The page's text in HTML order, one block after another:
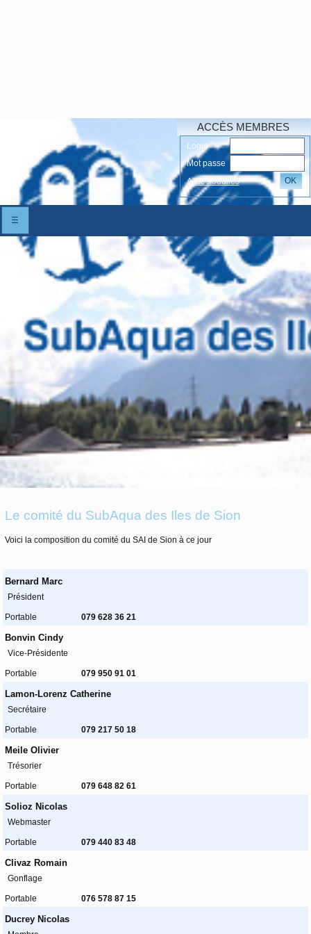
ACCÈS MEMBRES
Login
Mot passe
Accés oubliés
OK
☰
Le comité du SubAqua des Iles de Sion
Voici la composition du comité du SAI de Sion à ce jour
Bernard Marc
Président
Portable 079 628 36 21
Bonvin Cindy
Vice-Présidente
Portable 079 950 91 01
Lamon-Lorenz Catherine
Secrétaire
Portable 079 217 50 18
Meile Olivier
Trésorier
Portable 079 648 82 61
Solioz Nicolas
Webmaster
Portable 079 440 83 48
Clivaz Romain
Gonflage
Portable 076 578 87 15
Ducrey Nicolas